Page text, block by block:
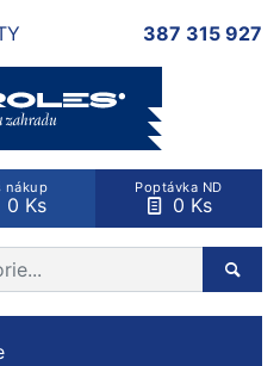
387 315 927
nákup
0 Ks
Poptávka ND
0 Ks